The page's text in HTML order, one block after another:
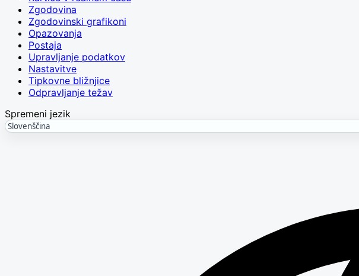
Zgodovina
Zgodovinski grafikoni
Opazovanja
Postaja
Upravljanje podatkov
Nastavitve
Tipkovne bližnjice
Odpravljanje težav
Spremeni jezik